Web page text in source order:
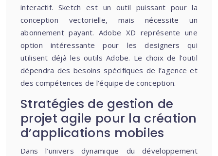
interactif. Sketch est un outil puissant pour la
conception vectorielle, mais nécessite un
abonnement payant. Adobe XD représente une
option intéressante pour les designers qui
utilisent déjà les outils Adobe. Le choix de l’outil
dépendra des besoins spécifiques de l’agence et
des compétences de l’équipe de conception.
Stratégies de gestion de
projet agile pour la création
d’applications mobiles
Dans l’univers dynamique du développement